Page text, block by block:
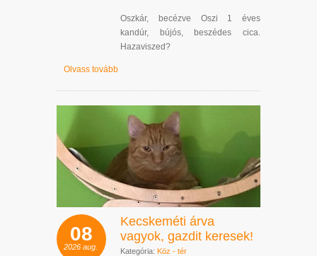
Oszkár, becézve Oszi 1 éves
kandúr, bújós, beszédes cica.
Hazaviszed?
Olvass tovább
08
2026 aug.
Kecskeméti árva
vagyok, gazdit keresek!
Kategória: Köz - tér